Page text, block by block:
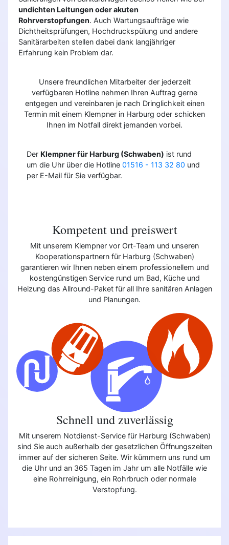
undichten Leitungen oder akuten
Rohrverstopfungen. Auch Wartungsaufträge wie
Dichtheitsprüfungen, Hochdruckspülung und andere
Sanitärarbeiten stellen dabei dank langjähriger
Erfahrung kein Problem dar.
Unsere freundlichen Mitarbeiter der jederzeit
verfügbaren Hotline nehmen Ihren Auftrag gerne
entgegen und vereinbaren je nach Dringlichkeit einen
Termin mit einem Klempner in Harburg oder schicken
Ihnen im Notfall direkt jemanden vorbei.
Der Klempner für Harburg (Schwaben) ist rund
um die Uhr über die Hotline 01516 - 113 32 80 und
per E-Mail für Sie verfügbar.
Kompetent und preiswert
Mit unserem Klempner vor Ort-Team und unseren
Kooperationspartnern für Harburg (Schwaben)
garantieren wir Ihnen neben einem professionellem und
kostengünstigen Service rund um Bad, Küche und
Heizung das Allround-Paket für all Ihre sanitären Anlagen
und Planungen.
Schnell und zuverlässig
Mit unserem Notdienst-Service für Harburg (Schwaben)
sind Sie auch außerhalb der gesetzlichen Öffnungszeiten
immer auf der sicheren Seite. Wir kümmern uns rund um
die Uhr und an 365 Tagen im Jahr um alle Notfälle wie
eine Rohrreinigung, ein Rohrbruch oder normale
Verstopfung.